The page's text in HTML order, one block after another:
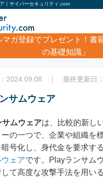
｜サイバーセキュリティ.com
マガ登録でプレゼント！書
の基礎知識」
Playランサムウェア
2024.09.08 ｜ 最終更新日
サムウェア
サムウェアは、比較的新し
の一つで、企業や組織を
号化し、身代金を要求す
ウェアです。Playランサム
て高度な攻撃手法を用い